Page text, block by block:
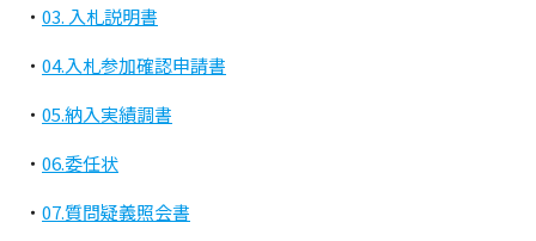
・ 03. 入札説明書
・ 04.入札参加確認申請書
・ 05.納入実績調書
・ 06.委任状
・ 07.質問疑義照会書